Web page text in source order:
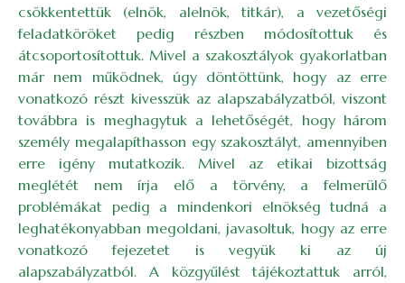
csökkentettük (elnök, alelnök, titkár), a vezetőségi
feladatköröket pedig részben módosítottuk és
átcsoportosítottuk. Mivel a szakosztályok gyakorlatban
már nem működnek, úgy döntöttünk, hogy az erre
vonatkozó részt kivesszük az alapszabályzatból, viszont
továbbra is meghagytuk a lehetőségét, hogy három
személy megalapíthasson egy szakosztályt, amennyiben
erre igény mutatkozik. Mivel az etikai bizottság
meglétét nem írja elő a törvény, a felmerülő
problémákat pedig a mindenkori elnökség tudná a
leghatékonyabban megoldani, javasoltuk, hogy az erre
vonatkozó fejezetet is vegyük ki az új
alapszabályzatból. A közgyűlést tájékoztattuk arról,